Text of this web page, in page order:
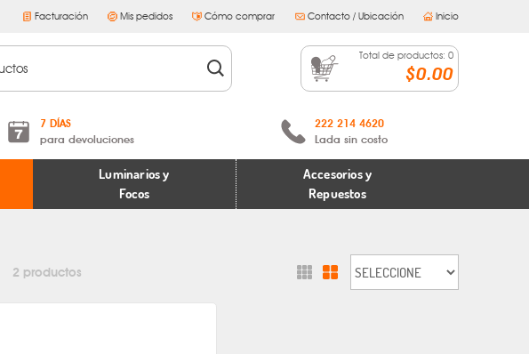
Facturación Mis pedidos Cómo comprar Contacto / Ubicación Inicio
Total de productos: 0
$0.00
7 DÍAS
para devoluciones
Términos y condiciones
Políticas de devoluciones
222 214 4620
Lada sin costo
Luminarios y
Focos
Accesorios y
Repuestos
2 productos